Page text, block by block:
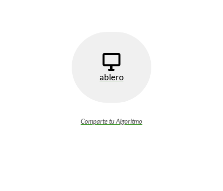
ablero
Comparte tu Algoritmo